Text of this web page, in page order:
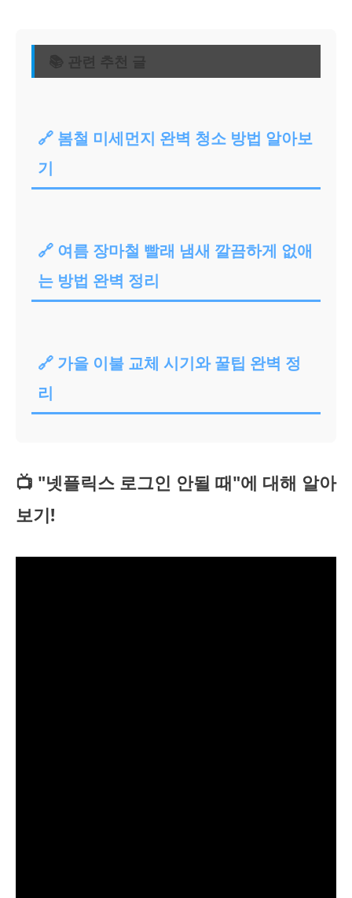
📚 관련 추천 글
🔗 봄철 미세먼지 완벽 청소 방법 알아보
기
🔗 여름 장마철 빨래 냄새 깔끔하게 없애
는 방법 완벽 정리
🔗 가을 이불 교체 시기와 꿀팁 완벽 정
리
📺 "넷플릭스 로그인 안될 때"에 대해 알아
보기!